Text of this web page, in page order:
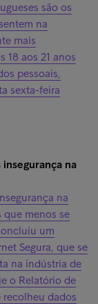
são os
na
mais
18 aos 21 anos
pessoais,
sexta-feira
na
na
que menos se
um
Segura, que se
na indústria de
o Relatório de
dados